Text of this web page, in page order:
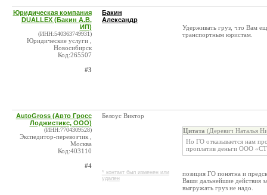
Юридическая компания
DUALLEX (Бакин А.В.
ИП)
(ИНН:540363749931)
Юридические услуги ,
Новосибирск
Код:265507
#3
Бакин
Александр
Удерживать груз, что Вам
транспортным юристам.
AutoGross (Авто Гросс
Лоджистикс, ООО)
(ИНН:7704309528)
Экспедитор-перевозчик ,
Москва
Код:403110
#4
Белоус Виктор
* контакт был изменен или
удален
Цитата (Деревич Наталья
Но ГО отказывается нам
проплатив деньги ООО
позиция ГО понятна и
Ваши дальнейшие действия
выгружать груз не надо.